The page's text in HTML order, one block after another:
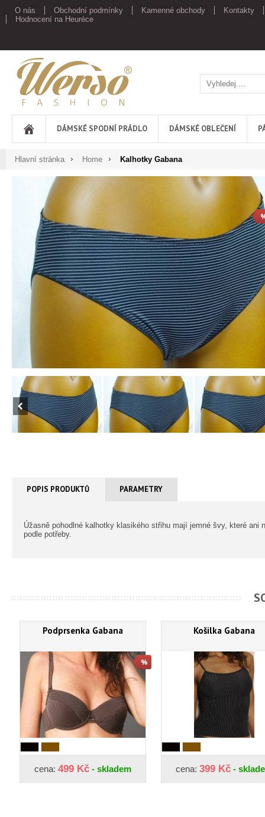
O nás Obchodní podmínky Kamenné obchody
Kontakty
Hodnocení na Heuréce
Werso
DÁMSKÉ SPODNÍ PRÁDLO DÁMSKÉ OBLEČENÍ
Hlavní stránka Home Kalhotky Gabana
POPIS PRODUKTŮ PARAMETRY
Úžasně pohodlné kalhotky klasikého střihu mají jemné švy, které
podle potřeby.
Podprsenka Gabana
cena: 499 Kč - skladem
Košilka Gabana
cena: 399 Kč -